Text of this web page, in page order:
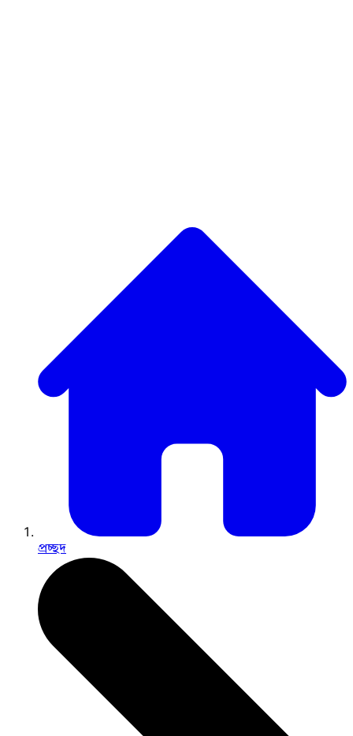
প্রচ্ছদ